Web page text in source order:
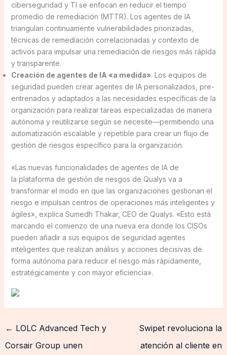
ciberseguridad y TI se enfocan en reducir el tiempo
promedio de remediación (MTTR). Los agentes de IA
triangulan continuamente vulnerabilidades priorizadas,
técnicas de remediación correlacionadas y contexto de
activos para impulsar una remediación de riesgos más rápida
y transparente.
Creación de agentes de IA «a medida». Los equipos de
seguridad pueden crear agentes de IA personalizados, pre-
entrenados y adaptados a las necesidades específicas de la
organización para realizar tareas especializadas de manera
autónoma y reutilizarse según se necesite—permitiendo una
automatización escalable y repetible para crear un flujo de
gestión de riesgos específico para la organización.
«Las nuevas funcionalidades de agentes de IA de
la plataforma de gestión de riesgos de Qualys va a
transformar el modo en que las organizaciones gestionan el
riesgo e impulsan centros de operaciones más inteligentes y
ágiles», explica Sumedh Thakar, CEO de Qualys. «Esto está
marcando el comienzo de una nueva era donde los CISOs
pueden añadir a sus equipos de seguridad agentes
inteligentes que realizan análisis y acciones decisivas de
forma autónoma para reducir el riesgo más rápidamente,
estratégicamente y con mayor eficiencia».
← LOLC Advanced Tech y
Corsair Group unen
Swipet revoluciona la
atención al cliente en